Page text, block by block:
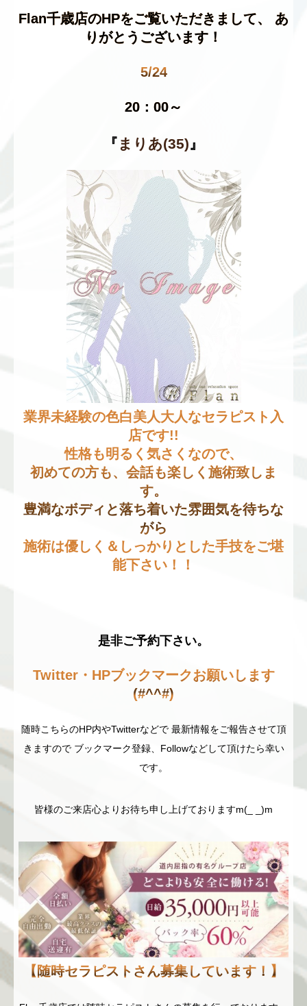
Flan千歳店のHPをご覧いただきまして、 あ
りがとうございます！
5/24
20：00～
『 まりあ(35) 』
業界未経験の色白美人大人なセラピスト入
店です!!
性格も明るく気さくなので、
初めての方も、会話も楽しく施術致しま
す。
豊満なボディと落ち着いた雰囲気を待ちな
がら
施術は優しく＆しっかりとした手技をご堪
能下さい！！
是非ご予約下さい。
Twitter・HPブックマークお願いします
(#^^#)
随時こちらのHP内やTwitterなどで 最新情報をご報告させて頂
きますので ブックマーク登録、Followなどして頂けたら幸い
です。
皆様のご来店心よりお待ち申し上げておりますm(_ _)m
【随時セラピストさん募集しています！】